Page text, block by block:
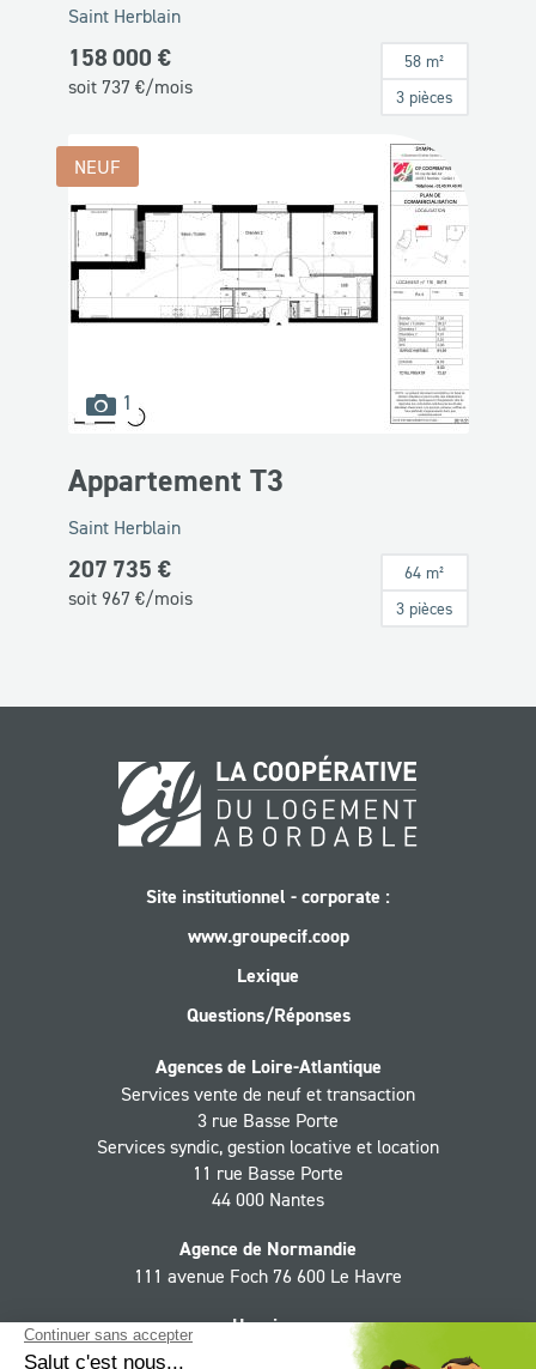
Saint Herblain
158 000 €
soit 737 €/mois
58 m²
3 pièces
1 images
disponibles
NEUF
Appartement T3
Saint Herblain
207 735 €
soit 967 €/mois
64 m²
3 pièces
Site institutionnel - corporate :
www.groupecif.coop
Lexique
Questions/Réponses
Agences de Loire-Atlantique
Services vente de neuf et transaction
3 rue Basse Porte
Services syndic, gestion locative et location
11 rue Basse Porte
44 000 Nantes
Agence de Normandie
111 avenue Foch 76 600 Le Havre
Horaires